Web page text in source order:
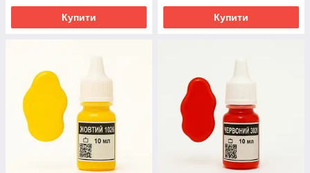
Купити Купити